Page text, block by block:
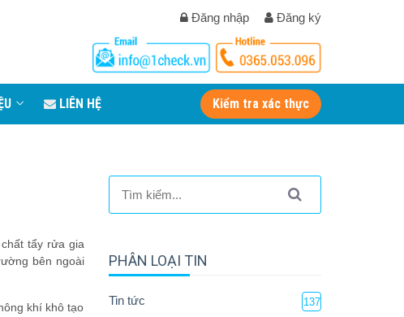
Đăng nhập Đăng ký
LIÊN HỆ Kiểm tra xác thực
tẩy rửa gia
bên ngoài
khí khô tạo
PHÂN LOẠI TIN
Tin tức 137